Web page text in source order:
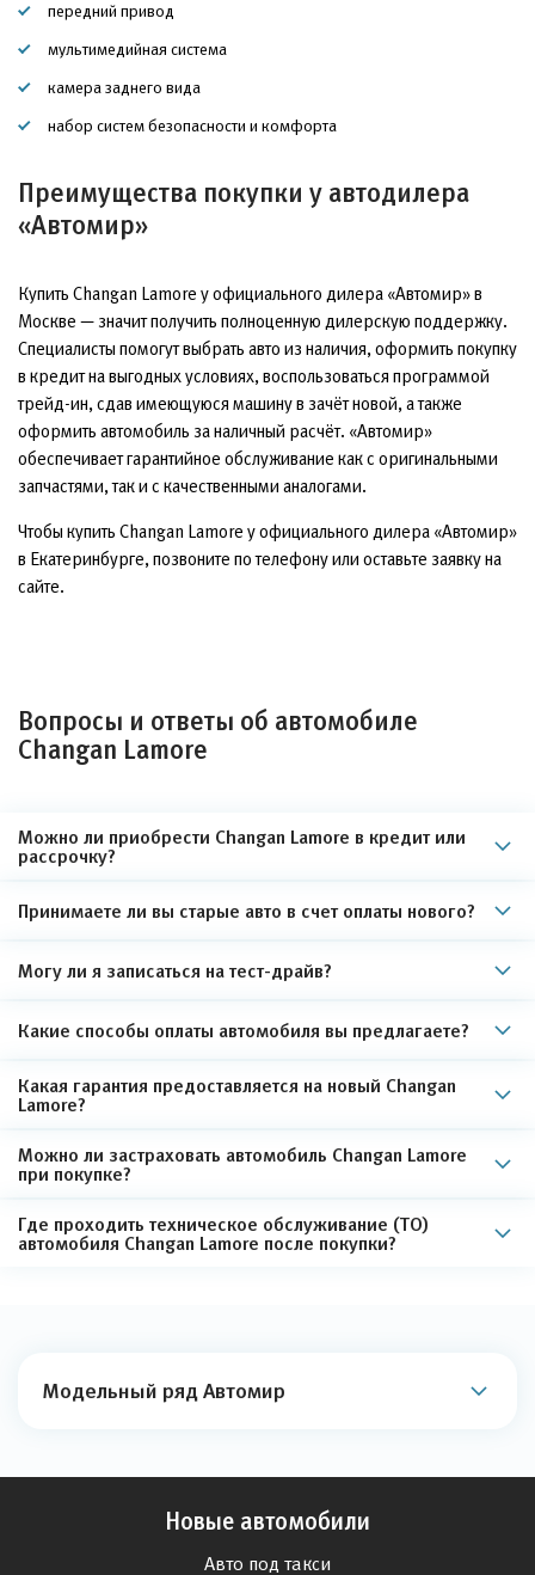
передний привод
мультимедийная система
камера заднего вида
набор систем безопасности и комфорта
Преимущества покупки у автодилера
«Автомир»
Купить Changan Lamore у официального дилера «Автомир» в
Москве — значит получить полноценную дилерскую поддержку.
Специалисты помогут выбрать авто из наличия, оформить покупку
в кредит на выгодных условиях, воспользоваться программой
трейд-ин, сдав имеющуюся машину в зачёт новой, а также
оформить автомобиль за наличный расчёт. «Автомир»
обеспечивает гарантийное обслуживание как с оригинальными
запчастями, так и с качественными аналогами.
Чтобы купить Changan Lamore у официального дилера «Автомир»
в Екатеринбурге, позвоните по телефону или оставьте заявку на
сайте.
Вопросы и ответы об автомобиле
Changan Lamore
Можно ли приобрести Changan Lamore в кредит или
рассрочку?
Принимаете ли вы старые авто в счет оплаты нового?
Могу ли я записаться на тест-драйв?
Какие способы оплаты автомобиля вы предлагаете?
Какая гарантия предоставляется на новый Changan
Lamore?
Можно ли застраховать автомобиль Changan Lamore
при покупке?
Где проходить техническое обслуживание (ТО)
автомобиля Changan Lamore после покупки?
Модельный ряд Автомир
Новые автомобили
Авто под такси